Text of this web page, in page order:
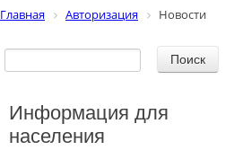
Главная Авторизация Новости
Информация для
населения